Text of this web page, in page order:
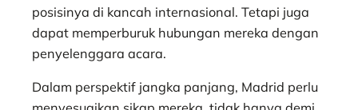
posisinya di kancah internasional. Tetapi juga
dapat memperburuk hubungan mereka dengan
penyelenggara acara.
Dalam perspektif jangka panjang, Madrid perlu